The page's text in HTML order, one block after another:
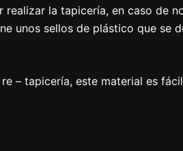
la tapicería, en caso de
unos sellos de plástico que se
– tapicería, este material es